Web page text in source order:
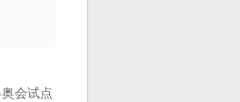
会试点